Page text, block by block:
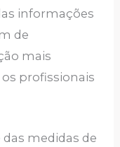
informações
de
mais
profissionais
medidas de